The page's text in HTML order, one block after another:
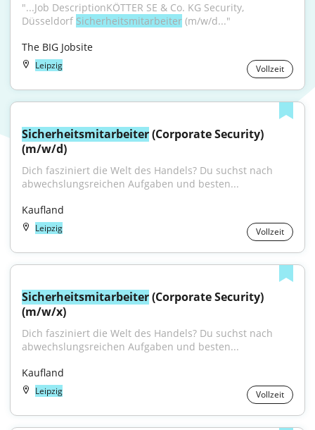
"...Job DescriptionKÖTTER SE & Co. KG Security,
Düsseldorf Sicherheitsmitarbeiter (m/w/d..."
The BIG Jobsite
Leipzig Vollzeit
Sicherheitsmitarbeiter (Corporate Security)
(m/w/d)
Dich fasziniert die Welt des Handels? Du suchst nach
abwechslungsreichen Aufgaben und besten...
Kaufland
Leipzig Vollzeit
Sicherheitsmitarbeiter (Corporate Security)
(m/w/x)
Dich fasziniert die Welt des Handels? Du suchst nach
abwechslungsreichen Aufgaben und besten...
Kaufland
Leipzig Vollzeit